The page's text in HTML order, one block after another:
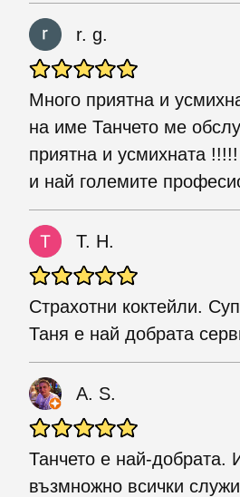
r. g.
Много приятна и
на име Танчето ме
приятна и усмихната
и най големите
T. H.
Страхотни коктейли.
Таня е най добрата
A. S.
Танчето е най-добрата.
възмножно всички